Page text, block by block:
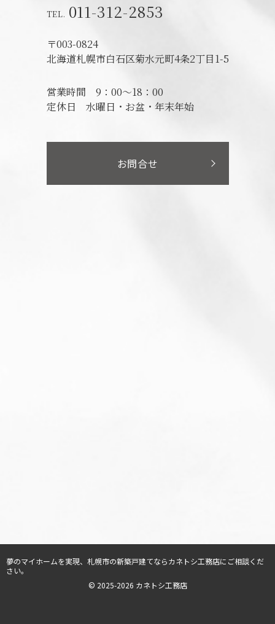
011-312-2853
〒003-0824
北海道札幌市白石区菊水元町4条2丁目1-5
営業時間 9：00～18：00
定休日 水曜日・お盆・年末年始
お問合せ
© 2025-2026 カネトシ工務店
夢のマイホームを実現、 札幌市の新築戸建てならカネトシ工務店にご相談くだ
さい。